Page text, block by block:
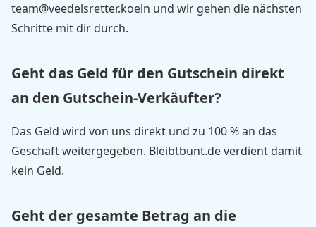
team@veedelsretter.koeln und wir gehen die nächsten
Schritte mit dir durch.
Geht das Geld für den Gutschein direkt
an den Gutschein-Verkäufter?
Das Geld wird von uns direkt und zu 100 % an das
Geschäft weitergegeben. Bleibtbunt.de verdient damit
kein Geld.
Geht der gesamte Betrag an die